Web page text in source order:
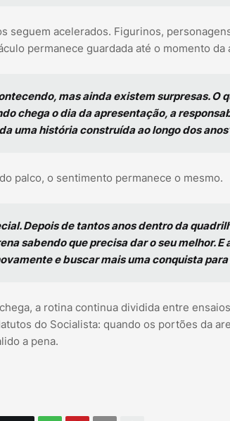
seguem acelerados. Figurinos,
permanece guardada até o momento da
mas ainda existem surpresas. O
chega o dia da apresentação, a
uma história construída ao longo dos
palco, o sentimento permanece o mesmo.
Depois de tantos anos dentro da
sabendo que precisa dar o seu melhor.
e buscar mais uma conquista para
a rotina continua dividida entre
do Socialista: quando os portões da
a pena.